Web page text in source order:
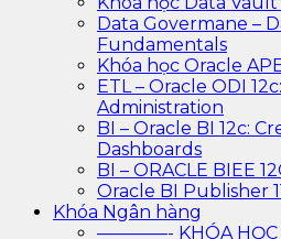
Data Govermane –
Fundamentals
Khóa học Oracle
ETL – Oracle ODI
Administration
BI – Oracle BI 12c:
Dashboards
BI – ORACLE BIEE
Oracle BI Publisher
Khóa Ngân hàng
————- KHÓA HỌC